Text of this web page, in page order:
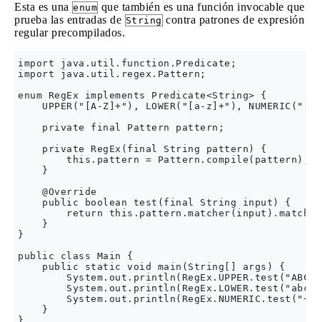
Esta es una enum que también es una función invocable que
prueba las entradas de String contra patrones de expresión
regular precompilados.
import java.util.function.Predicate;
import java.util.regex.Pattern;
enum RegEx implements Predicate<String> {
UPPER("[A-Z]+"), LOWER("[a-z]+"),
    private final Pattern pattern;
    private RegEx(final String pattern) {
        this.pattern = Pattern.compile(pattern);
    }
    @Override
    public boolean test(final String input) {
return
    }
}
public class Main {
    public static void main(String[] args) {
    }